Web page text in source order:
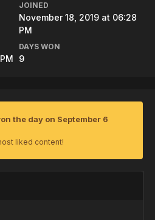
JOINED
November 18, 2019 at 06:28
PM
DAYS WON
9
the day on September 6
liked content!